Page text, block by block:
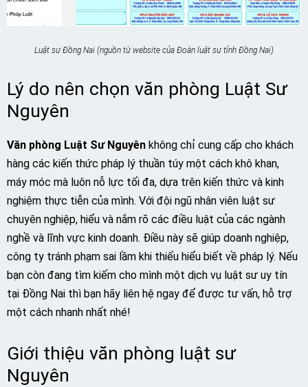
Luật sư Đồng Nai (nguồn từ website của Đoàn luật sư tỉnh Đồng Nai)
Lý do nên chọn văn phòng Luật Sư
Nguyên
Văn phòng Luật Sư Nguyên không chỉ cung cấp cho khách
hàng các kiến thức pháp lý thuần túy một cách khô khan,
máy móc mà luôn nỗ lực tối đa, dựa trên kiến thức và kinh
nghiệm thực tiễn của mình. Với đội ngũ nhân viên luật sư
chuyên nghiệp, hiểu và nắm rõ các điều luật của các ngành
nghề và lĩnh vực kinh doanh. Điều này sẽ giúp doanh nghiệp,
công ty tránh phạm sai lầm khi thiếu hiểu biết về pháp lý. Nếu
bạn còn đang tìm kiếm cho mình một dịch vụ luật sư uy tín
tại Đồng Nai thì bạn hãy liên hệ ngay để được tư vấn, hỗ trợ
một cách nhanh nhất nhé!
Giới thiệu văn phòng luật sư
Nguyên